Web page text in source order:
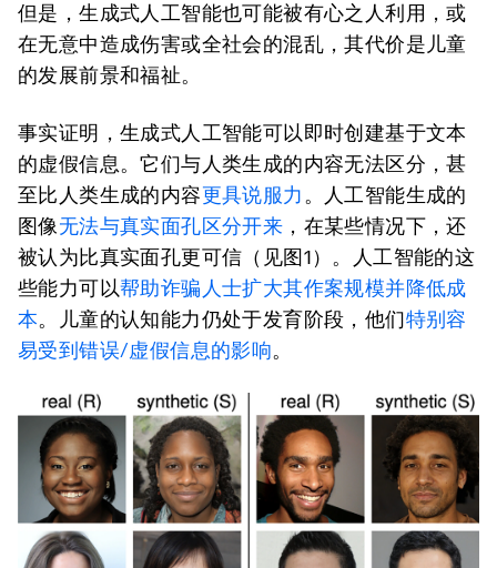
但是，生成式人工智能也可能被有心之人利用，或
在无意中造成伤害或全社会的混乱，其代价是儿童
的发展前景和福祉。
事实证明，生成式人工智能可以即时创建基于文本
的虚假信息。它们与人类生成的内容无法区分，甚
至比人类生成的内容更具说服力 。人工智能生成的
图像无法与真实面孔区分开来 ，在某些情况下，还
被认为比真实面孔更可信（见图1）。人工智能的这
些能力可以帮助诈骗人士扩大其作案规模并降低成
本。儿童的认知能力仍处于发育阶段，他们特别容
易受到错误/虚假信息的影响。